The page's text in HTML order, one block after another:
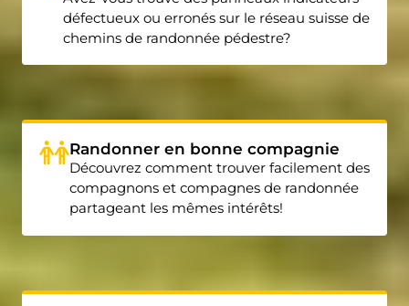
défectueux ou erronés sur le réseau suisse de
chemins de randonnée pédestre?
Randonner en bonne compagnie
Découvrez comment trouver facilement des
compagnons et compagnes de randonnée
partageant les mêmes intérêts!